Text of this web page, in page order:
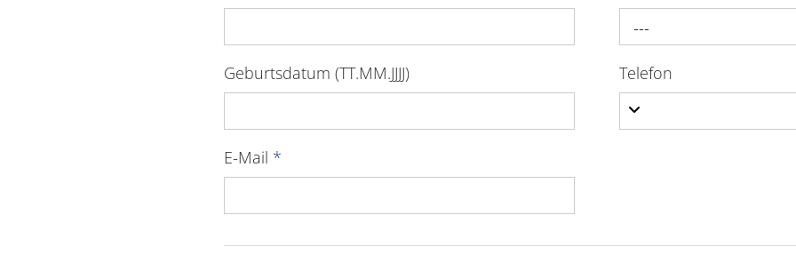
---
Geburtsdatum (TT.MM.JJJJ) Telefon
E-Mail *